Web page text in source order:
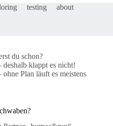
testing about
du schon?
klappt es nicht!
Plan läuft es meistens